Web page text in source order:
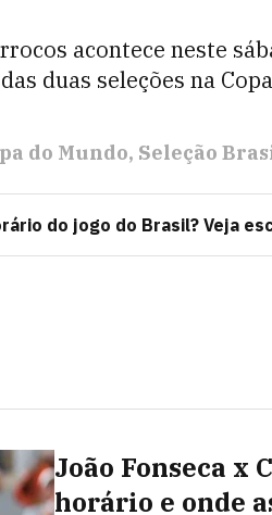
acontece neste
duas seleções na
do Mundo Seleção
do jogo do Brasil? Veja
João Fonseca x
horário e onde